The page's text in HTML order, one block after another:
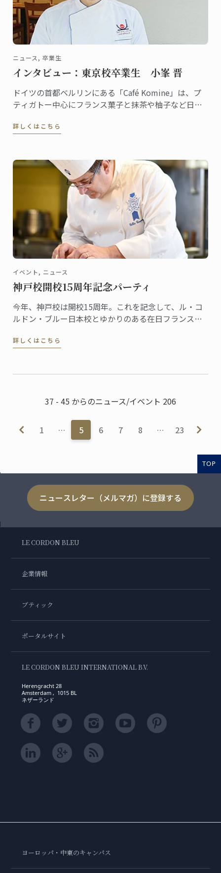
ニュース, 卒業生
インタビュー：東京校卒業生 小峯 晋
ドイツの首都ベルリンにある「Café Komine」は、プ
ティガトー中心にフランス菓子と抹茶や柚子など日本
で評判のカフェ。オーナーパティシエの小峯晋さん
詳しくはこちら
イベント, ニュース
神戸校開校15周年記念パーティ
今年、神戸校は開校15周年。これを記念して、ル・コ
ルドン・ブルー日本校とゆかりのある在日フランス商
詳しくはこちら
37 - 45 からのニュース/イベント 206
1 … 5 6 7 8 … 23
TOP
ニュースレター（メルマガ）に登録する
LE CORDON BLEU
企業情報
ブティック
ポータルサイト
LE CORDON BLEU INTERNATIONAL B.V.
Herengracht 28
Amsterdam , 1015 BL
ネザーランド
ヨーロッパ・中東のキャンパス